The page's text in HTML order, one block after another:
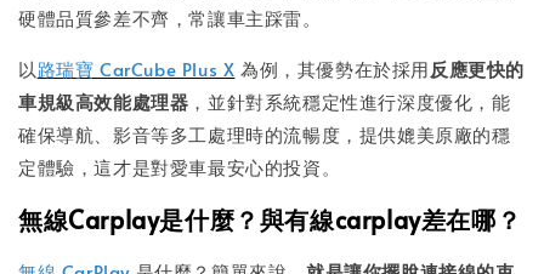
硬體品質參差不齊，常讓車主踩雷。
以路瑞寶 CarCube Plus X 為例，其優勢在於採用反應更快的
車規級高效能處理器 ，並針對系統穩定性進行深度優化，能
確保導航、影音等多工處理時的流暢度，提供媲美原廠的穩
定體驗，這才是對愛車最安心的投資。
無線Carplay是什麼？與有線carplay差在哪？